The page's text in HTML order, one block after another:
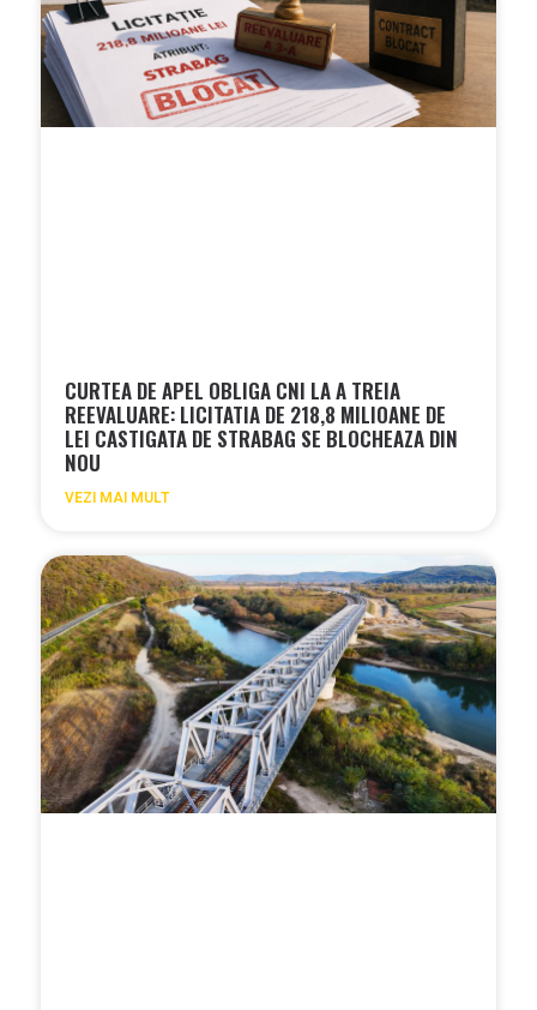
CURTEA DE APEL OBLIGA CNI LA A TREIA
REEVALUARE: LICITATIA DE 218,8 MILIOANE DE
LEI CASTIGATA DE STRABAG SE BLOCHEAZA DIN
NOU
VEZI MAI MULT